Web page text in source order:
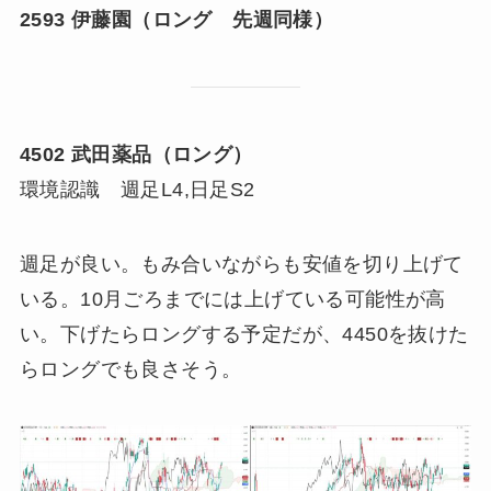
2593 伊藤園（ロング 先週同様）
4502 武田薬品 （ロング）
環境認識 週足L4,日足S2
週足が良い。もみ合いながらも安値を切り上げて
いる。10月ごろまでには上げている可能性が高
い。下げたらロングする予定だが、4450を抜けた
らロングでも良さそう。